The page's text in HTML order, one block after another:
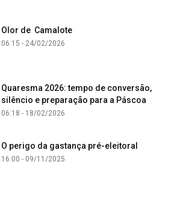
Olor de Camalote
06:15 - 24/02/2026
Quaresma 2026: tempo de conversão,
silêncio e preparação para a Páscoa
06:18 - 18/02/2026
O perigo da gastança pré-eleitoral
16:00 - 09/11/2025